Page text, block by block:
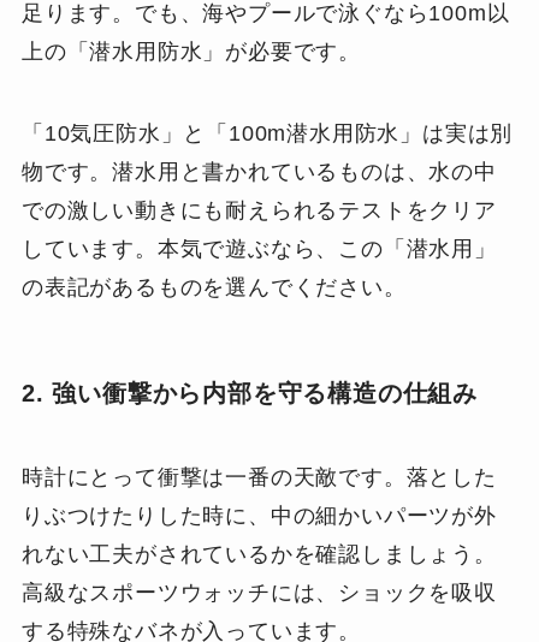
足ります。でも、海やプールで泳ぐなら100m以
上の「潜水用防水」が必要です。
「10気圧防水」と「100m潜水用防水」は実は別
物です。潜水用と書かれているものは、水の中
での激しい動きにも耐えられるテストをクリア
しています。本気で遊ぶなら、この「潜水用」
の表記があるものを選んでください。
2. 強い衝撃から内部を守る構造の仕組み
時計にとって衝撃は一番の天敵です。落とした
りぶつけたりした時に、中の細かいパーツが外
れない工夫がされているかを確認しましょう。
高級なスポーツウォッチには、ショックを吸収
する特殊なバネが入っています。